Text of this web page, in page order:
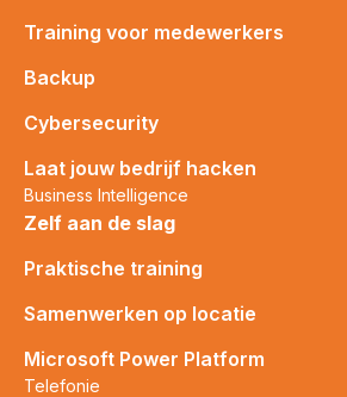
Training voor medewerkers
Backup
Cybersecurity
Laat jouw bedrijf hacken
Business Intelligence
Zelf aan de slag
Praktische training
Samenwerken op locatie
Microsoft Power Platform
Telefonie